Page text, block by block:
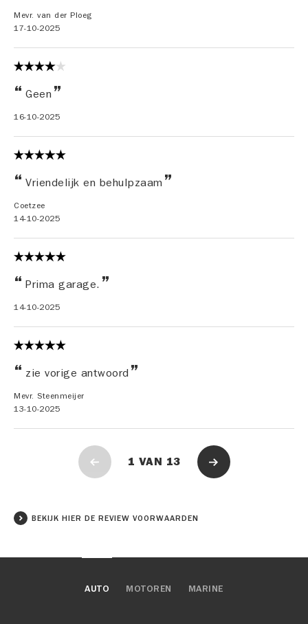
Mevr. van der Ploeg
17-10-2025
Geen
16-10-2025
Vriendelijk en behulpzaam
Coetzee
14-10-2025
Prima garage.
14-10-2025
zie vorige antwoord
Mevr. Steenmeijer
13-10-2025
1 VAN 13
BEKIJK HIER DE REVIEW VOORWAARDEN
AUTO MOTOREN MARINE